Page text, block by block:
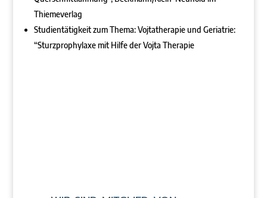
Thiemeverlag
Studientätigkeit zum Thema: Vojtatherapie und Geriatrie:
“Sturzprophylaxe mit Hilfe der Vojta Therapie